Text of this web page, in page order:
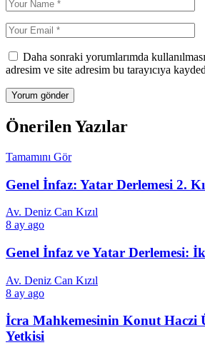
Daha sonraki yorumlarımda
adresim ve site adresim bu tarayıcıya
Önerilen Yazılar
Tamamını Gör
Genel İnfaz: Yatar Derlemesi 2.
Av. Deniz Can Kızıl
8 ay ago
Genel İnfaz ve Yatar Derlemesi:
Av. Deniz Can Kızıl
8 ay ago
İcra Mahkemesinin Konut Haczi
Yetkisi